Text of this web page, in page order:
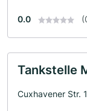
0.0
Tankstelle
Cuxhavener Str.